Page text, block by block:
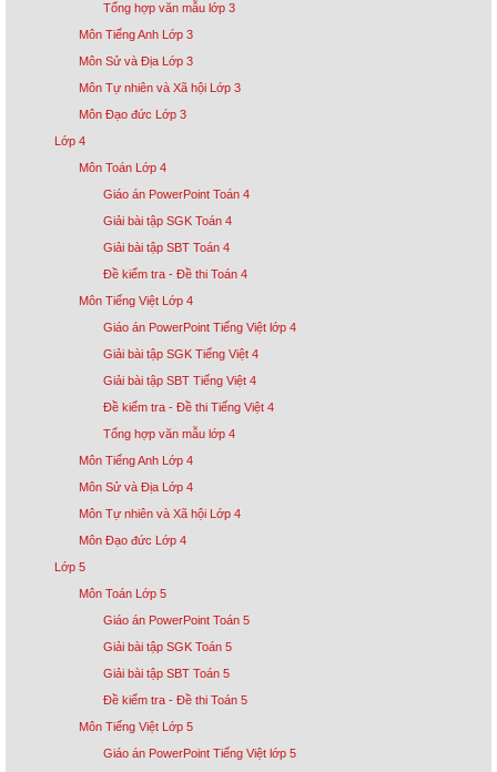
Tổng hợp văn mẫu lớp 3
Môn Tiếng Anh Lớp 3
Môn Sử và Địa Lớp 3
Môn Tự nhiên và Xã hội Lớp 3
Môn Đạo đức Lớp 3
Lớp 4
Môn Toán Lớp 4
Giáo án PowerPoint Toán 4
Giải bài tập SGK Toán 4
Giải bài tập SBT Toán 4
Đề kiểm tra - Đề thi Toán 4
Môn Tiếng Việt Lớp 4
Giáo án PowerPoint Tiếng Việt lớp 4
Giải bài tập SGK Tiếng Việt 4
Giải bài tập SBT Tiếng Việt 4
Đề kiểm tra - Đề thi Tiếng Việt 4
Tổng hợp văn mẫu lớp 4
Môn Tiếng Anh Lớp 4
Môn Sử và Địa Lớp 4
Môn Tự nhiên và Xã hội Lớp 4
Môn Đạo đức Lớp 4
Lớp 5
Môn Toán Lớp 5
Giáo án PowerPoint Toán 5
Giải bài tập SGK Toán 5
Giải bài tập SBT Toán 5
Đề kiểm tra - Đề thi Toán 5
Môn Tiếng Việt Lớp 5
Giáo án PowerPoint Tiếng Việt lớp 5